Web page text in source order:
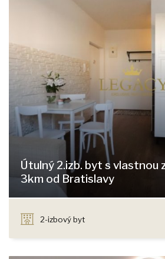
Útulný 2.izb. byt s vlastnou
3km od Bratislavy
2-izbový byt